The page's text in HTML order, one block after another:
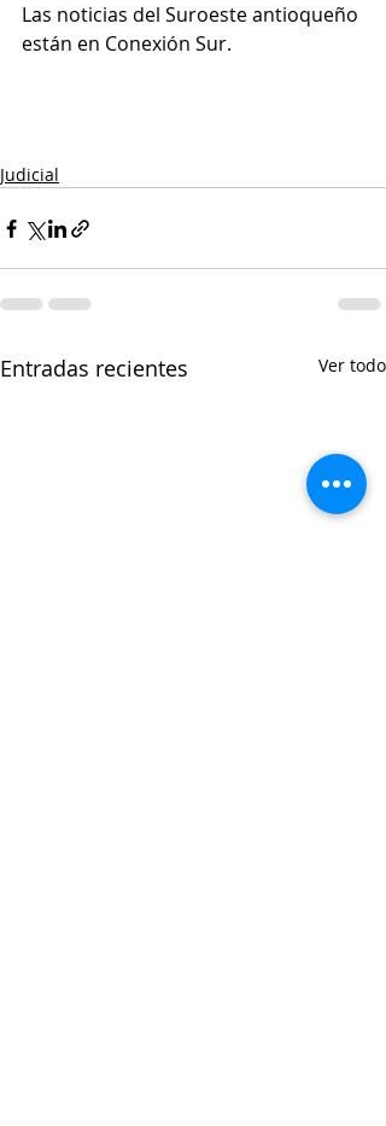
Las noticias del Suroeste antioqueño
están en Conexión Sur.
Judicial
Entradas recientes Ver todo